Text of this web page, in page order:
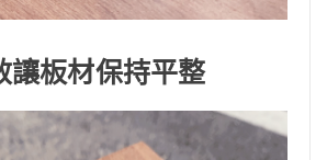
讓板材保持平整